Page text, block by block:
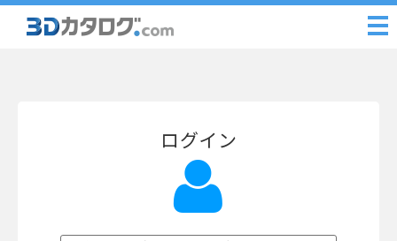
ログイン